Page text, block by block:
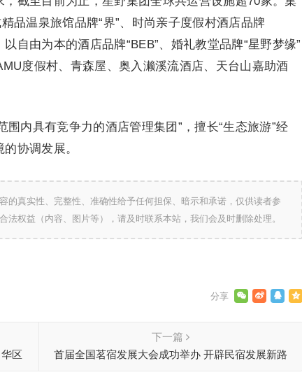
品温泉旅馆品牌“界”、时尚亲子度假村酒店品牌
自由为本的酒店品牌“BEB”、婚礼教堂品牌“星野梦缘”
度假村、青森屋、奥入濑溪流酒店、天台山嘉助酒
内具有竞争力的酒店管理集团”，擅长“生态旅游”经
协调发展。
的真实性、完整性、准确性给予任何担保、暗示和承诺，仅供读者参
权益（内容、图片等），请及时联系本站，我们会及时删除处理。
区
下一篇
首届全国茗宿发展大会成功举办 开辟民宿发展新路